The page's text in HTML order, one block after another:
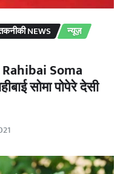
NEWS
न्यूज़
Soma
सोमा पोपेरे देसी